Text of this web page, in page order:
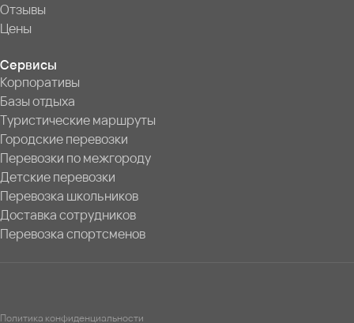
Отзывы
Цены
Сервисы
Корпоративы
Базы отдыха
Туристические маршруты
Городские перевозки
Перевозки по межгороду
Детские перевозки
Перевозка школьников
Доставка сотрудников
Перевозка спортсменов
Политика конфиденциальности